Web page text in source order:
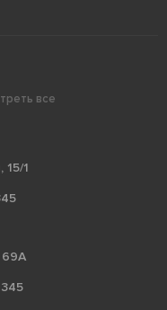
все
15/1
69А